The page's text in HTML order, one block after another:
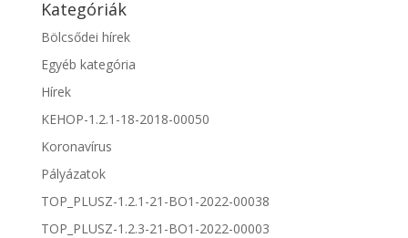
Kategóriák
Bölcsődei hírek
Egyéb kategória
Hírek
KEHOP-1.2.1-18-2018-00050
Koronavírus
Pályázatok
TOP_PLUSZ-1.2.1-21-BO1-2022-00038
TOP_PLUSZ-1.2.3-21-BO1-2022-00003